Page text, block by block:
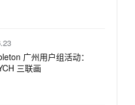
广州用户组活动：
三联画